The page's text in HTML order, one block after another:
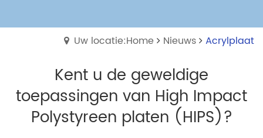
Uw locatie:Home Nieuws Acrylplaat
Kent u de geweldige
toepassingen van High Impact
Polystyreen platen (HIPS)?